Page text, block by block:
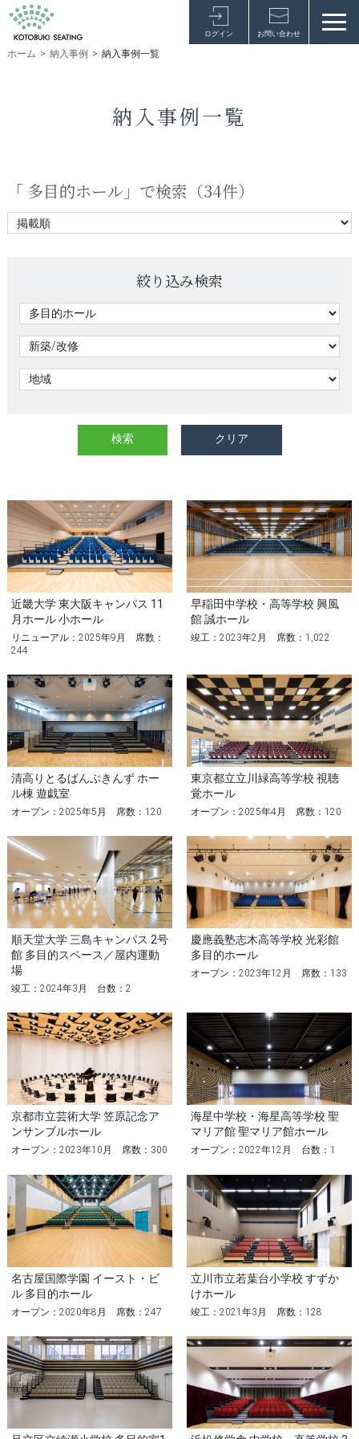
ログイン お問い合わせ
ホーム > 納入事例 > 納入事例一覧
納入事例一覧
「 多目的ホール」で検索（34件）
絞り込み検索
近畿大学 東大阪キャンパス 11
月ホール 小ホール
リニューアル：2025年9月 席数：
244
早稲田中学校・高等学校 興風
館 誠ホール
竣工：2023年2月 席数：1,022
清高りとるぱんぷきんず ホー
ル棟 遊戯室
オープン：2025年5月 席数：120
東京都立立川緑高等学校 視聴
覚ホール
オープン：2025年4月 席数：120
順天堂大学 三島キャンパス 2号
館 多目的スペース／屋内運動
場
竣工：2024年3月 台数：2
慶應義塾志木高等学校 光彩館
多目的ホール
オープン：2023年12月 席数：133
京都市立芸術大学 笠原記念ア
ンサンブルホール
オープン：2023年10月 席数：300
海星中学校・海星高等学校 聖
マリア館 聖マリア館ホール
オープン：2022年12月 台数：1
名古屋国際学園 イースト・ビ
ル 多目的ホール
オープン：2020年8月 席数：247
立川市立若葉台小学校 すずか
けホール
竣工：2021年3月 席数：128